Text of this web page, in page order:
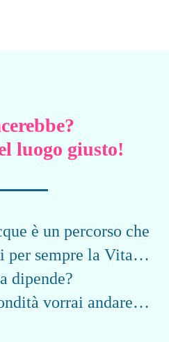
luogo giusto!
è un percorso che
per sempre la Vita…
dipende?
vorrai andare…